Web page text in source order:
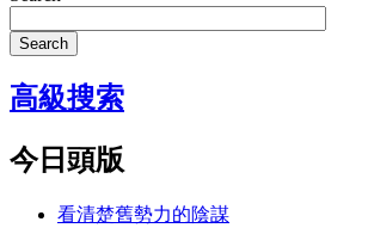
Search
高級搜索
今日頭版
看清楚舊勢力的陰謀